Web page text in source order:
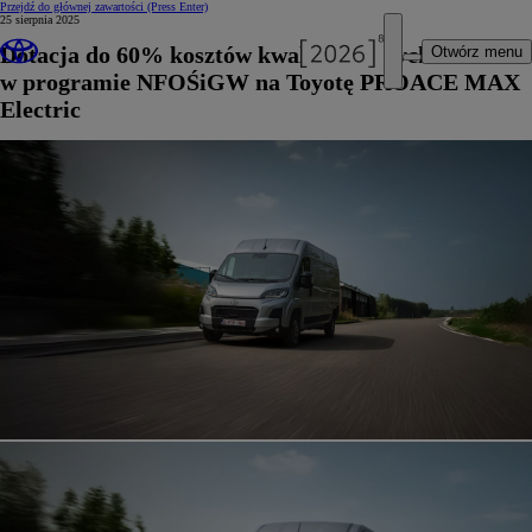
Przejdź do głównej zawartości (Press Enter)
Otwórz menu
25 sierpnia 2025
Dotacja do 60% kosztów kwalifikowanych
w programie NFOŚiGW na Toyotę PROACE MAX
Electric